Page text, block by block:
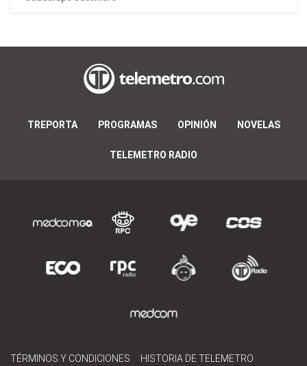
TREPORTA PROGRAMAS OPINIÓN NOVELAS
TELEMETRO RADIO
TÉRMINOS Y CONDICIONES HISTORIA DE TELEMETRO